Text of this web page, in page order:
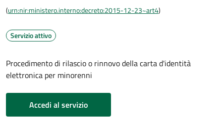
(urn:nir:ministero.interno:decreto:2015-12-23~art4)
Servizio attivo
Procedimento di rilascio o rinnovo della carta d'identità
elettronica per minorenni
Accedi al servizio